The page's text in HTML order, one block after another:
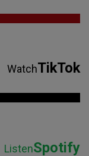
WatchTikTok
ListenSpotify